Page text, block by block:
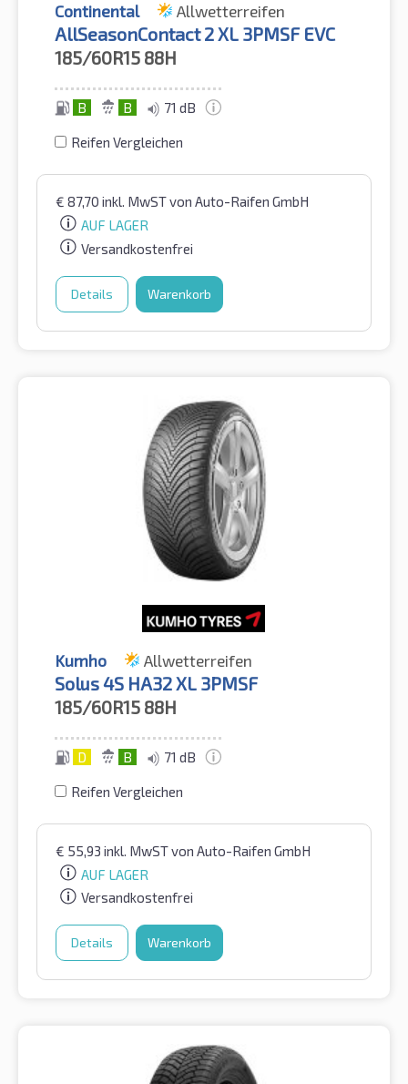
Continental Allwetterreifen
AllSeasonContact 2 XL 3PMSF EVC
185/60R15 88H
B B 71 dB
Reifen Vergleichen
€ 87,70 inkl. MwSTvon Auto-Raifen GmbH
AUF LAGER
Versandkostenfrei
Details Warenkorb
Kumho Allwetterreifen
Solus 4S HA32 XL 3PMSF
185/60R15 88H
D B 71 dB
Reifen Vergleichen
€ 55,93 inkl. MwSTvon Auto-Raifen GmbH
AUF LAGER
Versandkostenfrei
Details Warenkorb